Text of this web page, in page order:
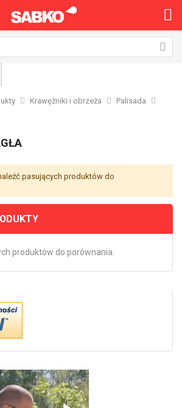
Krawężniki i obrzeża
Palisada
pasujących produktów do
produktów do porównania.